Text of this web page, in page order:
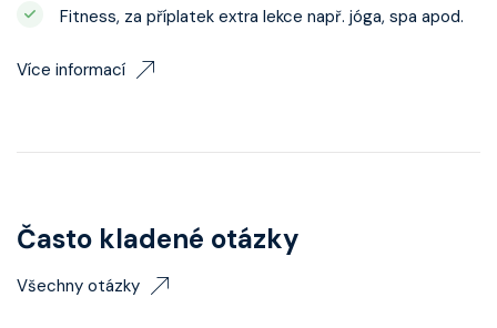
Fitness, za příplatek extra lekce např. jóga, spa apod.
Více informací
Často kladené otázky
Všechny otázky